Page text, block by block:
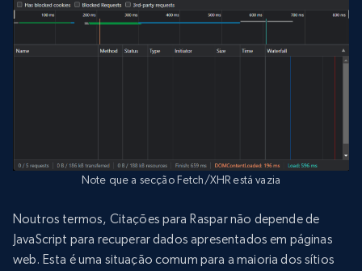
Note que a secção Fetch/XHR está vazia
Noutros termos, Citações para Raspar não depende de
JavaScript para recuperar dados apresentados em páginas
web. Esta é uma situação comum para a maioria dos sítios